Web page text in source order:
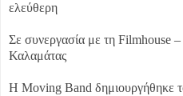
ελεύθερη
Σε συνεργασία με τη Filmhouse
Καλαμάτας
Η Moving Band δημιουργήθηκε